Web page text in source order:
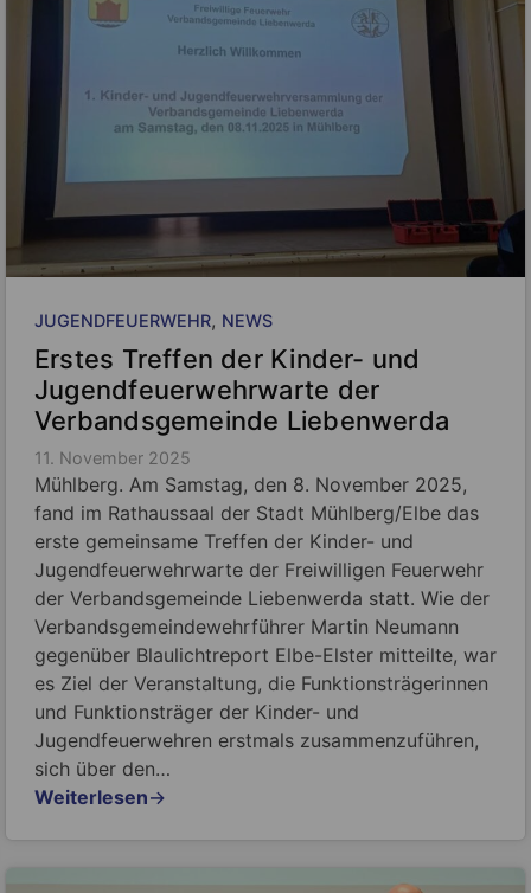
JUGENDFEUERWEHR, NEWS
Erstes Treffen der Kinder- und
Jugendfeuerwehrwarte der
Verbandsgemeinde Liebenwerda
11. November 2025
Mühlberg. Am Samstag, den 8. November 2025,
fand im Rathaussaal der Stadt Mühlberg/Elbe das
erste gemeinsame Treffen der Kinder- und
Jugendfeuerwehrwarte der Freiwilligen Feuerwehr
der Verbandsgemeinde Liebenwerda statt. Wie der
Verbandsgemeindewehrführer Martin Neumann
gegenüber Blaulichtreport Elbe-Elster mitteilte, war
es Ziel der Veranstaltung, die Funktionsträgerinnen
und Funktionsträger der Kinder- und
Jugendfeuerwehren erstmals zusammenzuführen,
sich über den…
Weiterlesen→